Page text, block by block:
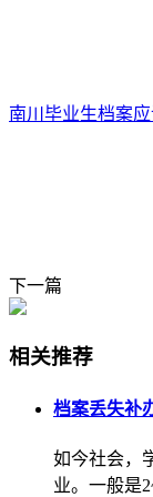
南川毕业生档案
下一篇
相关推荐
档案丢失补
如今社会，
业。一般是